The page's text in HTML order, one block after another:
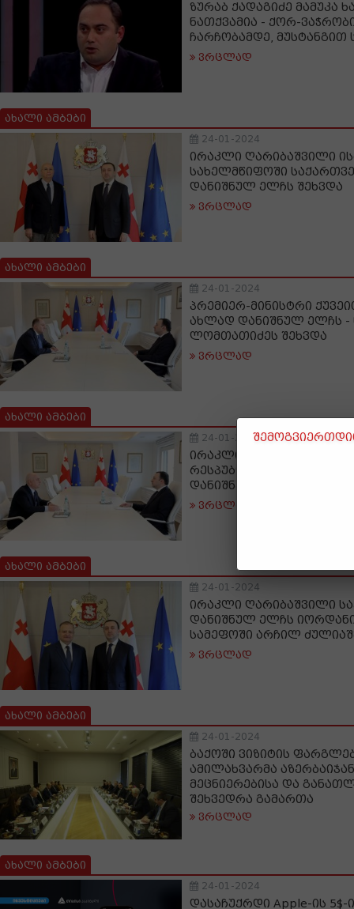
ზურაბ ქადაგიძე მამუკა
ნათქვამია - ქორ-
ჩარჩობამდე, მუსტანგით
ვრცლად
ახალი ამბები
24-01-2024
ირაკლი ღარიბაშვილი
სახელმწიფოში
დანიშნულ ელჩს შეხვდა
ვრცლად
ახალი ამბები
24-01-2024
პრემიერ-მინისტრი
ახლად დანიშნულ ელჩს -
ლომთათიძეს შეხვდა
ვრცლად
ახალი ამბები
24-01-2024
ირაკლი ღარიბაშვილი
რესპუბლიკაში
დანიშნულ ელჩს შეხვდა
ვრცლად
ახალი ამბები
24-01-2024
ირაკლი ღარიბაშვილი
დანიშნულ ელჩს
სამეფოში არჩილ
ვრცლად
ახალი ამბები
24-01-2024
ბაქოში ვიზიტის
ამილახვარმა
მეცნიერებისა და
შეხვედრა გამართა
ვრცლად
ახალი ამბები
24-01-2024
დასაჩუქრდი Apple-ის 5$-